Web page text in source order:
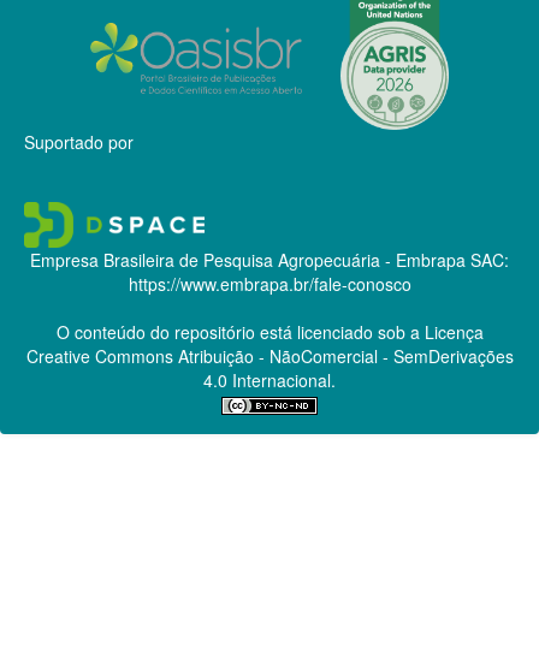
Suportado por
Empresa Brasileira de Pesquisa Agropecuária - Embrapa SAC:
https://www.embrapa.br/fale-conosco
O conteúdo do repositório está licenciado sob a Licença
Creative CommonsAtribuição - NãoComercial - SemDerivações
4.0 Internacional.